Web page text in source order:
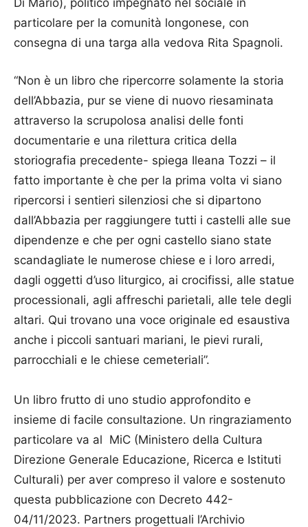
particolare per la comunità longonese, con
consegna di una targa alla vedova Rita Spagnoli.
“Non è un libro che ripercorre solamente la storia
dell’Abbazia, pur se viene di nuovo riesaminata
attraverso la scrupolosa analisi delle fonti
documentarie e una rilettura critica della
storiografia precedente- spiega Ileana Tozzi – il
fatto importante è che per la prima volta vi siano
ripercorsi i sentieri silenziosi che si dipartono
dall’Abbazia per raggiungere tutti i castelli alle sue
dipendenze e che per ogni castello siano state
scandagliate le numerose chiese e i loro arredi,
dagli oggetti d’uso liturgico, ai crocifissi, alle statue
processionali, agli affreschi parietali, alle tele degli
altari. Qui trovano una voce originale ed esaustiva
anche i piccoli santuari mariani, le pievi rurali,
parrocchiali e le chiese cemeteriali”.
Un libro frutto di uno studio approfondito e
insieme di facile consultazione. Un ringraziamento
particolare va al MiC (Ministero della Cultura
Direzione Generale Educazione, Ricerca e Istituti
Culturali) per aver compreso il valore e sostenuto
questa pubblicazione con Decreto 442-
04/11/2023. Partners progettuali l’Archivio